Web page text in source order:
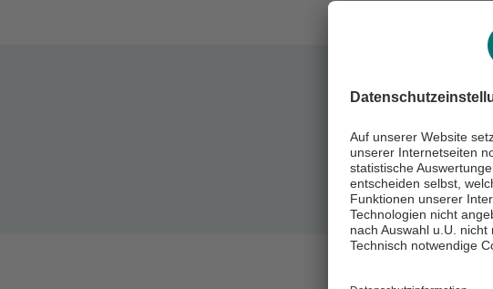
Profi-Tipp: Du fragst
pflegen wir keine
dich angemessen